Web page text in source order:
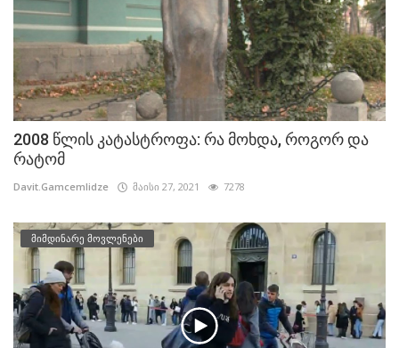
2008 წლის კატასტროფა: რა მოხდა, როგორ და
რატომ
Davit.Gamcemlidze მაისი 27, 2021 7278
მიმდინარე მოვლენები